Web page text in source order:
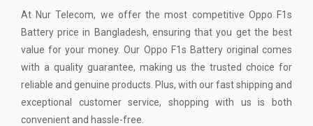
At Nur Telecom, we offer the most competitive Oppo F1s
Battery price in Bangladesh, ensuring that you get the best
value for your money. Our Oppo F1s Battery original comes
with a quality guarantee, making us the trusted choice for
reliable and genuine products. Plus, with our fast shipping and
exceptional customer service, shopping with us is both
convenient and hassle-free.